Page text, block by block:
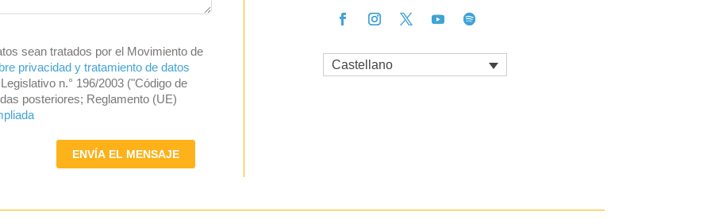
sean tratados por el Movimiento de
privacidad y tratamiento de datos
n.° 196/2003 ("Código de
posteriores; Reglamento (UE)
ENVÍA EL MENSAJE
Castellano